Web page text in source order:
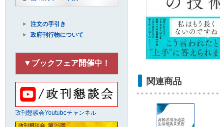
関連商品
注文の手引き
政府刊行物について
▼ブックフェア開催中！
政刊懇談会Youtubeチャンネル